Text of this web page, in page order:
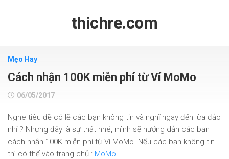
thichre.com
Mẹo Hay
Cách nhận 100K miễn phí từ Ví MoMo
06/05/2017
Nghe tiêu đề có lẽ các bạn không tin và nghĩ ngay đến lừa đảo
nhỉ ? Nhưng đây là sự thật nhé, mình sẽ hướng dẫn các bạn
cách nhận 100K miễn phí từ Ví MoMo. Nếu các bạn không tin
thì có thể vào trang chủ : MoMo.